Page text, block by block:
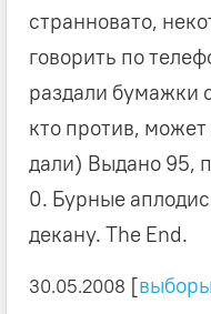
странновато,
говорить по
раздали бумажки
кто против,
дали) Выдано 95,
0. Бурные
декану. The End.
30.05.2008 [выборы